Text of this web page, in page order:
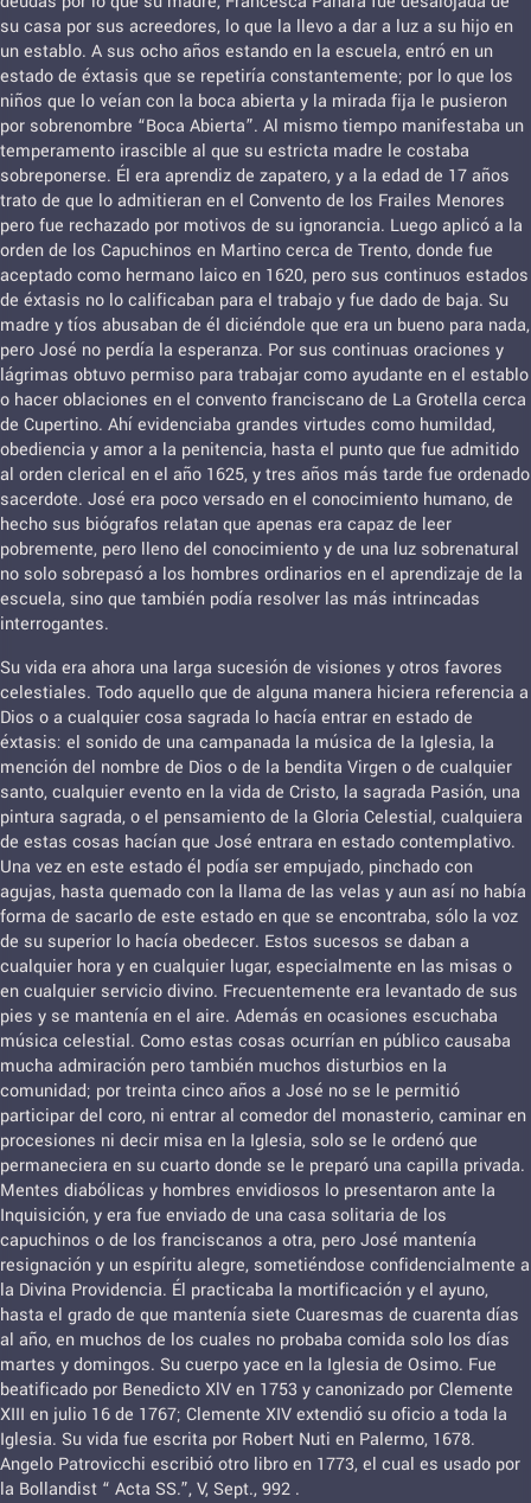
su casa por sus acreedores, lo que la llevo a dar a luz a su hijo en
un establo. A sus ocho años estando en la escuela, entró en un
estado de éxtasis que se repetiría constantemente; por lo que los
niños que lo veían con la boca abierta y la mirada fija le pusieron
por sobrenombre “Boca Abierta”. Al mismo tiempo manifestaba un
temperamento irascible al que su estricta madre le costaba
sobreponerse. Él era aprendiz de zapatero, y a la edad de 17 años
trato de que lo admitieran en el Convento de los Frailes Menores
pero fue rechazado por motivos de su ignorancia. Luego aplicó a la
orden de los Capuchinos en Martino cerca de Trento, donde fue
aceptado como hermano laico en 1620, pero sus continuos estados
de éxtasis no lo calificaban para el trabajo y fue dado de baja. Su
madre y tíos abusaban de él diciéndole que era un bueno para nada,
pero José no perdía la esperanza. Por sus continuas oraciones y
lágrimas obtuvo permiso para trabajar como ayudante en el establo
o hacer oblaciones en el convento franciscano de La Grotella cerca
de Cupertino. Ahí evidenciaba grandes virtudes como humildad,
obediencia y amor a la penitencia, hasta el punto que fue admitido
al orden clerical en el año 1625, y tres años más tarde fue ordenado
sacerdote. José era poco versado en el conocimiento humano, de
hecho sus biógrafos relatan que apenas era capaz de leer
pobremente, pero lleno del conocimiento y de una luz sobrenatural
no solo sobrepasó a los hombres ordinarios en el aprendizaje de la
escuela, sino que también podía resolver las más intrincadas
interrogantes.
Su vida era ahora una larga sucesión de visiones y otros favores
celestiales. Todo aquello que de alguna manera hiciera referencia a
Dios o a cualquier cosa sagrada lo hacía entrar en estado de
éxtasis: el sonido de una campanada la música de la Iglesia, la
mención del nombre de Dios o de la bendita Virgen o de cualquier
santo, cualquier evento en la vida de Cristo, la sagrada Pasión, una
pintura sagrada, o el pensamiento de la Gloria Celestial, cualquiera
de estas cosas hacían que José entrara en estado contemplativo.
Una vez en este estado él podía ser empujado, pinchado con
agujas, hasta quemado con la llama de las velas y aun así no había
forma de sacarlo de este estado en que se encontraba, sólo la voz
de su superior lo hacía obedecer. Estos sucesos se daban a
cualquier hora y en cualquier lugar, especialmente en las misas o
en cualquier servicio divino. Frecuentemente era levantado de sus
pies y se mantenía en el aire. Además en ocasiones escuchaba
música celestial. Como estas cosas ocurrían en público causaba
mucha admiración pero también muchos disturbios en la
comunidad; por treinta cinco años a José no se le permitió
participar del coro, ni entrar al comedor del monasterio, caminar en
procesiones ni decir misa en la Iglesia, solo se le ordenó que
permaneciera en su cuarto donde se le preparó una capilla privada.
Mentes diabólicas y hombres envidiosos lo presentaron ante la
Inquisición, y era fue enviado de una casa solitaria de los
capuchinos o de los franciscanos a otra, pero José mantenía
resignación y un espíritu alegre, sometiéndose confidencialmente a
la Divina Providencia. Él practicaba la mortificación y el ayuno,
hasta el grado de que mantenía siete Cuaresmas de cuarenta días
al año, en muchos de los cuales no probaba comida solo los días
martes y domingos. Su cuerpo yace en la Iglesia de Osimo. Fue
beatificado por Benedicto XlV en 1753 y canonizado por Clemente
XIII en julio 16 de 1767; Clemente XIV extendió su oficio a toda la
Iglesia. Su vida fue escrita por Robert Nuti en Palermo, 1678.
Angelo Patrovicchi escribió otro libro en 1773, el cual es usado por
la Bollandist “ Acta SS.”, V, Sept., 992 .